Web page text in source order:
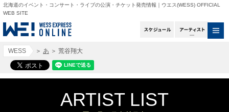
北海道のイベント・コンサート・ライブの公演・チケット発売情報｜ウエス(WESS) OFFICIAL
WEB SITE
スケジュールアー
WESS ＞ あ ＞ 荒谷翔大
ARTIST LIST